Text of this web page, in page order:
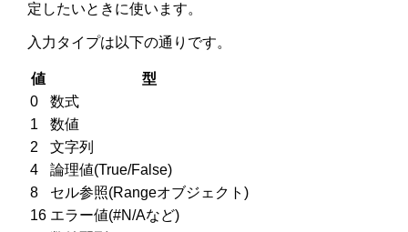
定したいときに使います。
入力タイプは以下の通りです。
値
型
0
数式
1
数値
2
文字列
4
論理値(True/False)
8
セル参照(Rangeオブジェクト)
16 エラー値(#N/Aなど)